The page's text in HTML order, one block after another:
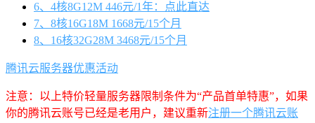
6、4核8G12M 446元/1年：点此直达
7、8核16G18M 1668元/15个月
8、16核32G28M 3468元/15个月
腾讯云服务器优惠活动
注意：以上特价轻量服务器限制条件为“产品首单特惠”，如果
你的腾讯云账号已经是老用户，建议重新注册一个腾讯云账